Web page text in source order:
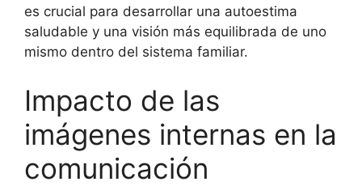
es crucial para desarrollar una autoestima
saludable y una visión más equilibrada de uno
mismo dentro del sistema familiar.
Impacto de las
imágenes internas en la
comunicación